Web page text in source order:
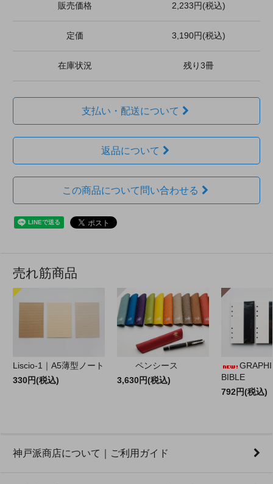
販売価格 2,233円(税込)
定価 3,190円(税込)
在庫状況 残り3冊
支払い・配送について
返品について
この商品について問い合わせる
売れ筋商品
Liscio-1｜A5薄型ノート
330円(税込)
ペンシース
3,630円(税込)
BIBLE
792円(税込)
神戸派商店について｜ご利用ガイド